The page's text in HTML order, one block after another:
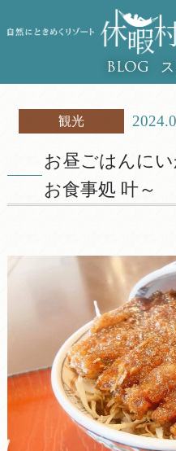
BLOG
観光
お昼ごはんに
お食事処 叶～